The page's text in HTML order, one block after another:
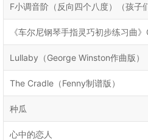
F小调音阶（反向四个八度）（孩子
《车尔尼钢琴手指灵巧初步练习曲
Lullaby（George Winston作曲版）
The Cradle（Fenny制谱版）
种瓜
心中的恋人